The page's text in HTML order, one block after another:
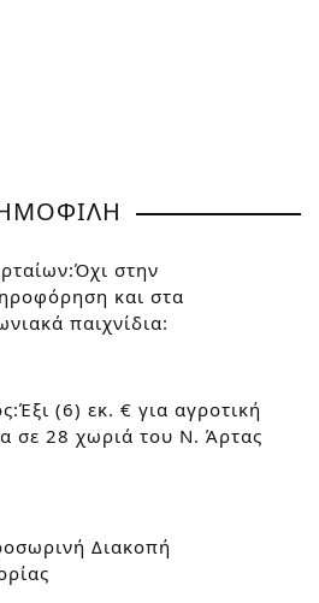
στην
και στα
παιχνίδια:
(6) εκ. € για αγροτική
σε 28 χωριά του Ν. Άρτας
Διακοπή